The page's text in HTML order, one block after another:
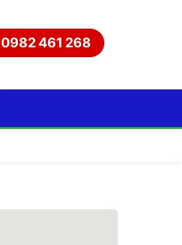
0982 461 268